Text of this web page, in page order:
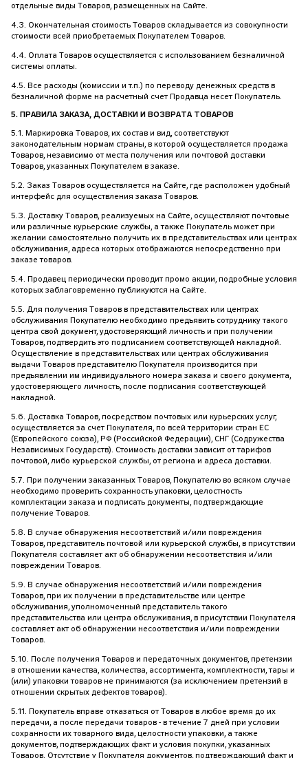
отдельные виды Товаров, размещенных на Сайте.
4.3. Окончательная стоимость Товаров складывается из совокупности
стоимости всей приобретаемых Покупателем Товаров.
4.4. Оплата Товаров осуществляется с использованием безналичной
системы оплаты.
4.5. Все расходы (комиссии и т.п.) по переводу денежных средств в
безналичной форме на расчетный счет Продавца несет Покупатель.
5. ПРАВИЛА ЗАКАЗА, ДОСТАВКИ И ВОЗВРАТА ТОВАРОВ
5.1. Маркировка Товаров, их состав и вид, соответствуют
законодательным нормам страны, в которой осуществляется продажа
Товаров, независимо от места получения или почтовой доставки
Товаров, указанных Покупателем в заказе.
5.2. Заказ Товаров осуществляется на Сайте, где расположен удобный
интерфейс для осуществления заказа Товаров.
5.3. Доставку Товаров, реализуемых на Сайте, осуществляют почтовые
или различные курьерские службы, а также Покупатель может при
желании самостоятельно получить их в представительствах или центрах
обслуживания, адреса которых отображаются непосредственно при
заказе товаров.
5.4. Продавец периодически проводит промо акции, подробные условия
которых заблаговременно публикуются на Сайте.
5.5. Для получения Товаров в представительствах или центрах
обслуживания Покупателю необходимо предъявить сотруднику такого
центра свой документ, удостоверяющий личность и при получении
Товаров, подтвердить это подписанием соответствующей накладной.
Осуществление в представительствах или центрах обслуживания
выдачи Товаров представителю Покупателя производится при
предъявлении им индивидуального номера заказа и своего документа,
удостоверяющего личность, после подписания соответствующей
накладной.
5.6. Доставка Товаров, посредством почтовых или курьерских услуг,
осуществляется за счет Покупателя, по всей территории стран EC
(Европейского союза), РФ (Российской Федерации), СНГ (Содружества
Независимых Государств). Стоимость доставки зависит от тарифов
почтовой, либо курьерской службы, от региона и адреса доставки.
5.7. При получении заказанных Товаров, Покупателю во всяком случае
необходимо проверить сохранность упаковки, целостность
комплектации заказа и подписать документы, подтверждающие
получение Товаров.
5.8. В случае обнаружения несоответствий и/или повреждения
Товаров, представитель почтовой или курьерской службы, в присутствии
Покупателя составляет акт об обнаружении несоответствия и/или
повреждении Товаров.
5.9. В случае обнаружения несоответствий и/или повреждения
Товаров, при их получении в представительстве или центре
обслуживания, уполномоченный представитель такого
представительства или центра обслуживания, в присутствии Покупателя
составляет акт об обнаружении несоответствия и/или повреждении
Товаров.
5.10. После получения Товаров и передаточных документов, претензии
в отношении качества, количества, ассортимента, комплектности, тары и
(или) упаковки товаров не принимаются (за исключением претензий в
отношении скрытых дефектов товаров).
5.11. Покупатель вправе отказаться от Товаров в любое время до их
передачи, а после передачи товаров - в течение 7 дней при условии
сохранности их товарного вида, целостности упаковки, а также
документов, подтверждающих факт и условия покупки, указанных
Товаров. Отсутствие у Покупателя документов, подтверждающий факт и